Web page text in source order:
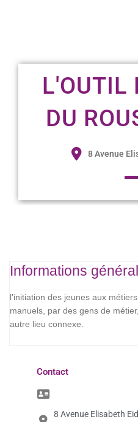
L'OUTIL
DU
8 Avenue
Informations
l'initiation des jeunes aux
manuels, par des gens de
autre lieu connexe.
Contact
8 Avenue Elisabeth